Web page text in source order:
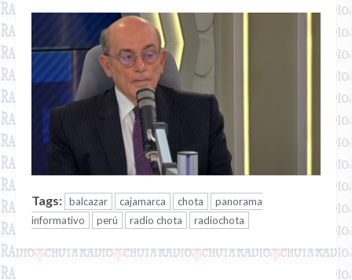
Tags: balcazar cajamarca chota
panorama
informativo
perú radio chota radiochota